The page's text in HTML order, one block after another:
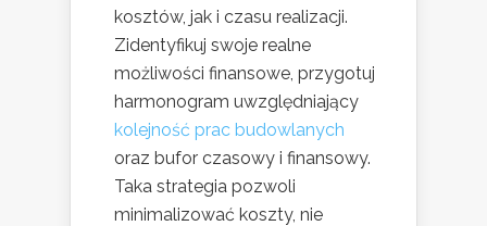
kosztów, jak i czasu realizacji.
Zidentyfikuj swoje realne
możliwości finansowe, przygotuj
harmonogram uwzględniający
kolejność prac budowlanych
oraz bufor czasowy i finansowy.
Taka strategia pozwoli
minimalizować koszty, nie